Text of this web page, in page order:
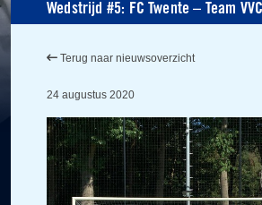
Wedstrijd #5: FC Twente – Team
Terug naar nieuwsoverzicht
24 augustus 2020